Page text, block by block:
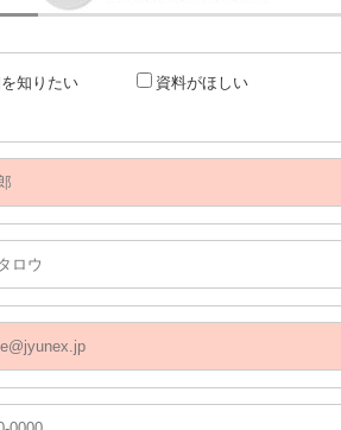
知りたい 資料がほしい